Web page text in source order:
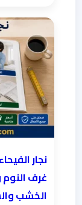
غرف النوم
الخشب